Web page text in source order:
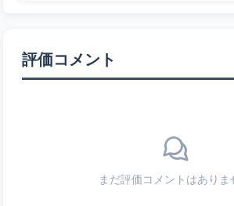
評価コメント
まだ評価コメントはありま